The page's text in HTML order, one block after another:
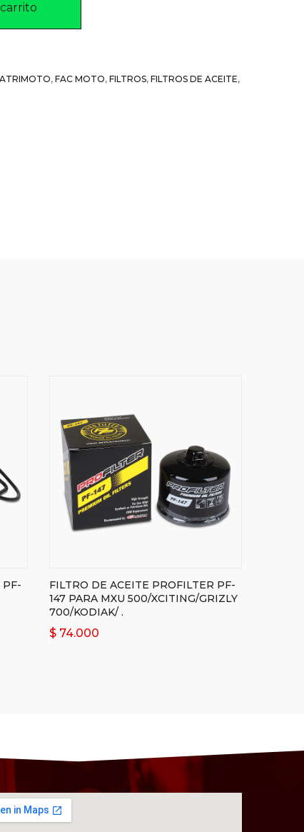
, FAC MOTO, FILTROS, FILTROS DE ACEITE,
PF-
FILTRO DE ACEITE PROFILTER PF-
147 PARA MXU 500/XCITING/GRIZLY
700/KODIAK/ .
$ 74.000